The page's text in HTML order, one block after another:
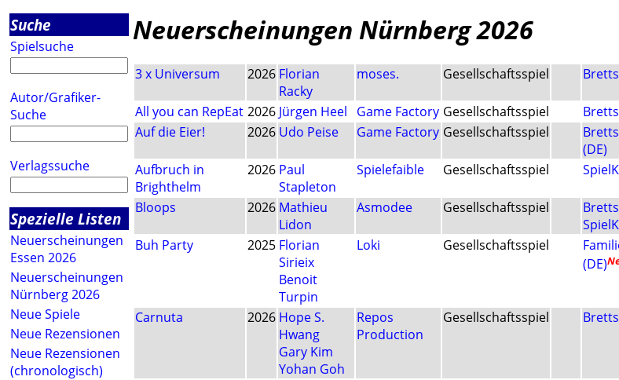
Suche
Spielsuche
Autor/Grafiker-
Suche
Verlagssuche
Spezielle Listen
Neuerscheinungen
Essen 2026
Neuerscheinungen
Nürnberg 2026
Neue Spiele
Neue Rezensionen
Neue Rezensionen
(chronologisch)
Neuerscheinungen Nürnberg 2026
3 x Universum 2026 Florian
Racky
moses. Gesellschaftsspiel
All you can RepEat 2026 Jürgen Heel Game Factory Gesellschaftsspiel
Auf die Eier!
2026 Udo Peise Game Factory Gesellschaftsspiel
(DE)
Aufbruch in
Brighthelm
2026 Paul
Stapleton
Spielefaible Gesellschaftsspiel
Bloops 2026 Mathieu
Lidon
Asmodee Gesellschaftsspiel
Buh Party 2025 Florian
Sirieix
Benoit
Turpin
Loki Gesellschaftsspiel
(DE)
Carnuta 2026 Hope S.
Hwang
Gary Kim
Yohan Goh
Repos
Production
Gesellschaftsspiel